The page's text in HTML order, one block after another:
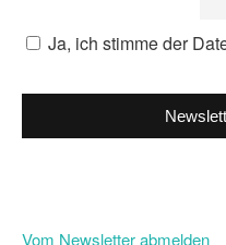
Ja, ich stimme der
Vom Newsletter abmelden